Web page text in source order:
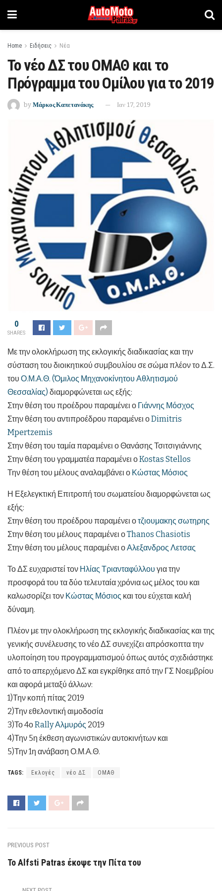
Home Ειδήσεις Νέα
Το νέο ΔΣ του ΟΜΑΘ και το
Πρόγραμμα του Ομίλου για το 2019
by Μάρκος Καπετανάκης Ιαν 17, 2019
0
SHARES
Με την ολοκλήρωση της εκλογικής διαδικασίας και την
σύσταση του διοικητικού συμβουλίου σε σώμα πλέον το Δ.Σ.
του Ο.Μ.Α.Θ. (Όμιλος Μηχανοκίνητου Αθλητισμού
Θεσσαλίας) διαμορφώνεται ως εξής:
Στην θέση του προέδρου παραμένει ο Γιάννης Μόσχος
Στην θέση του αντιπροέδρου παραμένει οDimitris
Mpertzemis
Στην θέση του ταμία παραμένει ο Θανάσης Τσιτσιγιάννης
Στην θέση του γραμματέα παραμένει οKostas Stellos
Την θέση του μέλους αναλαμβάνει ο Κώστας Μόσιος
Η Εξελεγκτική Επιτροπή του σωματείου διαμορφώνεται ως
εξής:
Στην θέση του προέδρου παραμένει οτζιουμακης σωτηρης
Στην θέση του μέλους παραμένει οThanos Chasiotis
Στην θέση του μέλους παραμένει οΑλεξανδρος Λετσας
Το ΔΣ ευχαριστεί τον Ηλίας Τριανταφύλλου για την
προσφορά του τα δύο τελευταία χρόνια ως μέλος του και
καλωσορίζει τον Κώστας Μόσιος και του εύχεται καλή
δύναμη.
Πλέον με την ολοκλήρωση της εκλογικής διαδικασίας και της
γενικής συνέλευσης το νέο ΔΣ συνεχίζει απρόσκοπτα την
υλοποίηση του προγραμματισμού όπως αυτός σχεδιάστηκε
από το απερχόμενο ΔΣ και εγκρίθηκε από την ΓΣ Νοεμβρίου
και αφορά μεταξύ άλλων:
1)Την κοπή πίτας 2019
2)Την εθελοντική αιμοδοσία
3)Το 4οRally Αλμυρός 2019
4)Την 5η έκθεση αγωνιστικών αυτοκινήτων και
5)Την 1η ανάβαση Ο.Μ.Α.Θ.
TAGS: Εκλογές νέο ΔΣ ΟΜΑΘ
PREVIOUS POST
Το Alfsti Patras έκοψε την Πίτα του